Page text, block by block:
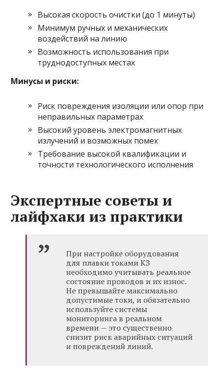
Высокая скорость очистки (до 1 минуты)
Минимум ручных и механических
воздействий на линию
Возможность использования при
труднодоступных местах
Минусы и риски:
Риск повреждения изоляции или опор при
неправильных параметрах
Высокий уровень электромагнитных
излучений и возможных помех
Требование высокой квалификации и
точности технологического исполнения
Экспертные советы и
лайфхаки из практики
При настройке оборудования
для плавки токами КЗ
необходимо учитывать реальное
состояние проводов и их износ.
Не превышайте максимально
допустимые токи, и обязательно
используйте системы
мониторинга в реальном
времени — это существенно
снизит риск аварийных ситуаций
и повреждений линий.